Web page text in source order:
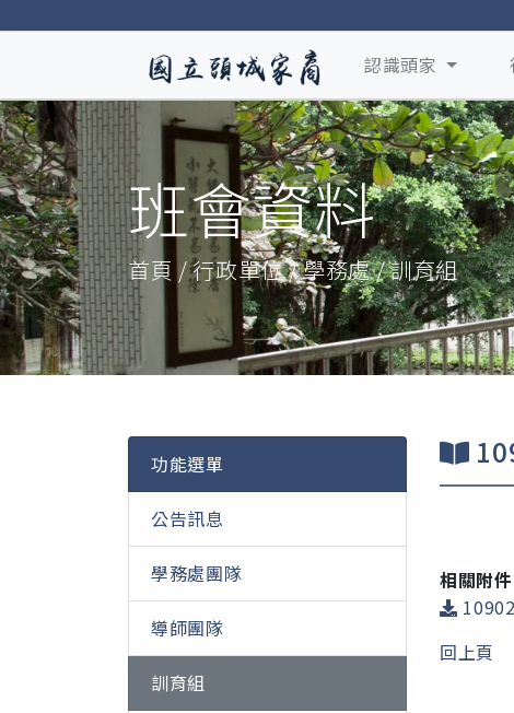
認識頭家
班會資料
首頁 / 行政單位 / 學務處 / 訓育組
功能選單
公告訊息
學務處團隊
導師團隊
訓育組
相關附件
回上頁